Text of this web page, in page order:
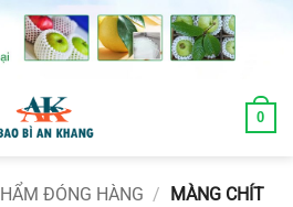
0
ĐÓNG HÀNG /
MÀNG CHÍT